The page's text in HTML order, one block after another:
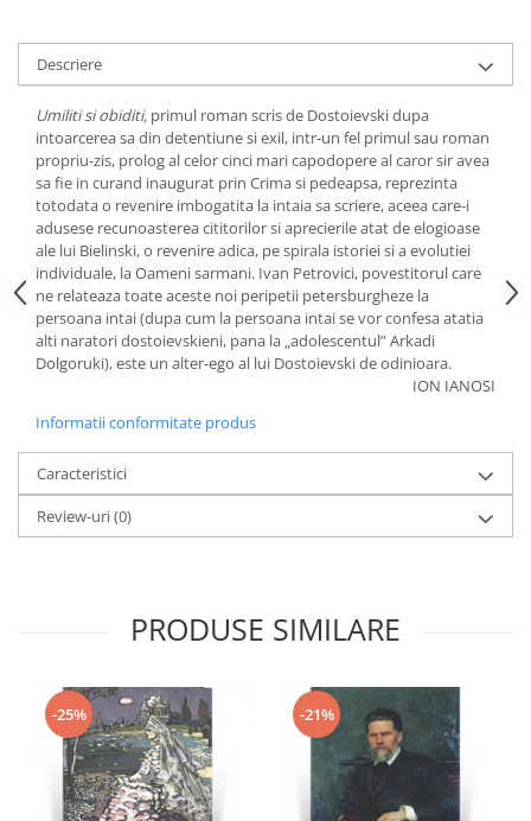
Descriere
Umiliti si obiditi, primul roman scris de Dostoievski dupa
intoarcerea sa din detentiune si exil, intr-un fel primul sau roman
propriu-zis, prolog al celor cinci mari capodopere al caror sir avea
sa fie in curand inaugurat prin Crima si pedeapsa, reprezinta
totodata o revenire imbogatita la intaia sa scriere, aceea care-i
adusese recunoasterea cititorilor si aprecierile atat de elogioase
ale lui Bielinski, o revenire adica, pe spirala istoriei si a evolutiei
individuale, la Oameni sarmani. Ivan Petrovici, povestitorul care
ne relateaza toate aceste noi peripetii petersburgheze la
persoana intai (dupa cum la persoana intai se vor confesa atatia
alti naratori dostoievskieni, pana la „adolescentul” Arkadi
Dolgoruki), este un alter-ego al lui Dostoievski de odinioara.
ION IANOSI
Informatii conformitate produs
Caracteristici
Review-uri(0)
PRODUSE SIMILARE
-25% -21%